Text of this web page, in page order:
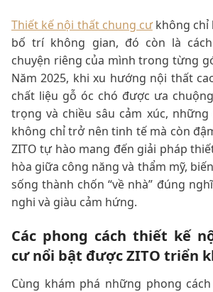
Thiết kế nội thất chung cưkhông chỉ
bố trí không gian, đó còn là
chuyện riêng của mình trong từng
Năm 2025, khi xu hướng nội thất
chất liệu gỗ óc chó được ưa
trọng và chiều sâu cảm xúc,
không chỉ trở nên tinh tế mà còn
ZITO tự hào mang đến giải pháp
hòa giữa công năng và thẩm mỹ,
sống thành chốn “về nhà” đúng
nghi và giàu cảm hứng.
Các phong cách thiết kế
cư nổi bật được ZITO triển
Cùng khám phá những phong